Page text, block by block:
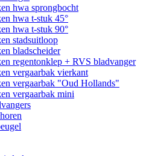
hwa sprongbocht
hwa t-stuk 45°
hwa t-stuk 90°
stadsuitloop
bladscheider
regentonklep + RVS bladvanger
vergaarbak vierkant
vergaarbak "Oud Hollands"
vergaarbak mini